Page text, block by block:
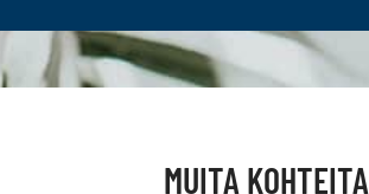
MUITA KOHTEITA